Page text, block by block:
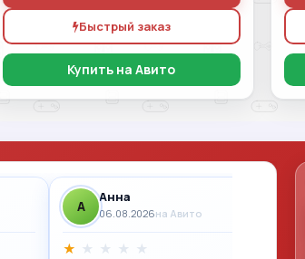
Быстрый заказ
Купить на Авито
A
Анна
06.08.2026на Авито
★ ★ ★ ★ ★